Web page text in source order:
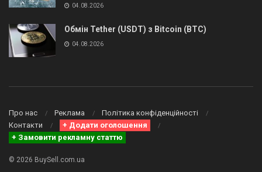
04.08.2026
Обмін Tether (USDT) з Bitcoin (BTC)
04.08.2026
Про нас Реклама
Політика конфіденційності
Контакти
+ Додати оголошення
+ Замовити рекламну статтю
© 2026 BuySell.com.ua